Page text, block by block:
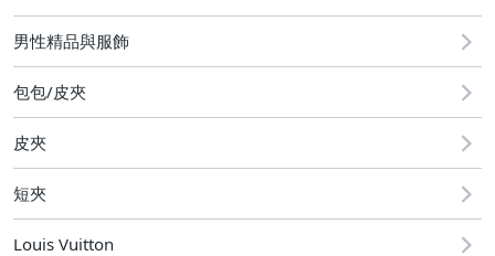
手機、配件與通訊
男性精品與服飾
女裝與服飾配件
手錶與飾品配件
男性精品與服飾
包包/皮夾
皮夾
短夾
Louis Vuitton